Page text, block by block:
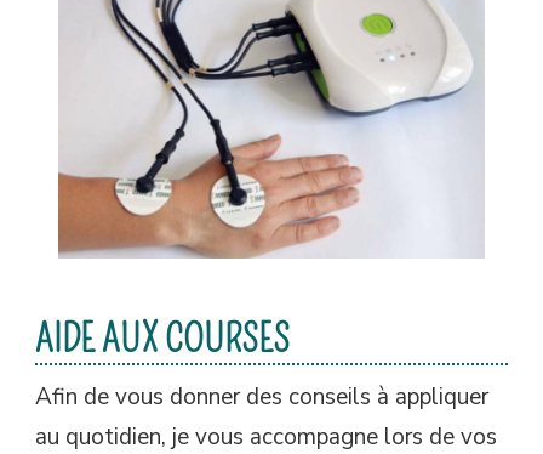
AIDE AUX COURSES
Afin de vous donner des conseils à appliquer
au quotidien, je vous accompagne lors de vos